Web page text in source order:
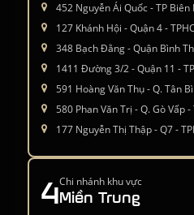
Tủ lạnh Side by Side
Bosch KAD92SB30
96,690,000 ₫
Liên hệ